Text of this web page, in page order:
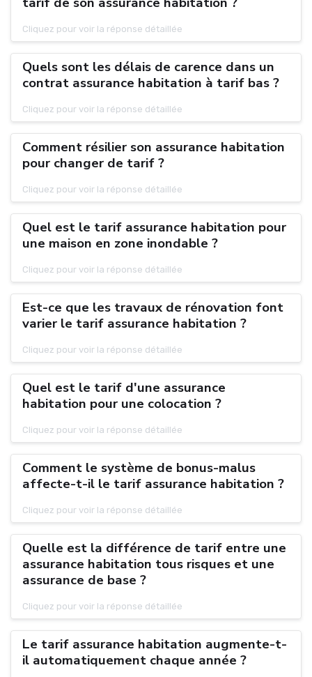
Cliquez pour voir la réponse détaillée
Quels sont les délais de carence dans un
contrat assurance habitation à tarif bas ?
Cliquez pour voir la réponse détaillée
Comment résilier son assurance habitation
pour changer de tarif ?
Cliquez pour voir la réponse détaillée
Quel est le tarif assurance habitation pour
une maison en zone inondable ?
Cliquez pour voir la réponse détaillée
Est-ce que les travaux de rénovation font
varier le tarif assurance habitation ?
Cliquez pour voir la réponse détaillée
Quel est le tarif d'une assurance
habitation pour une colocation ?
Cliquez pour voir la réponse détaillée
Comment le système de bonus-malus
affecte-t-il le tarif assurance habitation ?
Cliquez pour voir la réponse détaillée
Quelle est la différence de tarif entre une
assurance habitation tous risques et une
assurance de base ?
Cliquez pour voir la réponse détaillée
Le tarif assurance habitation augmente-t-
il automatiquement chaque année ?